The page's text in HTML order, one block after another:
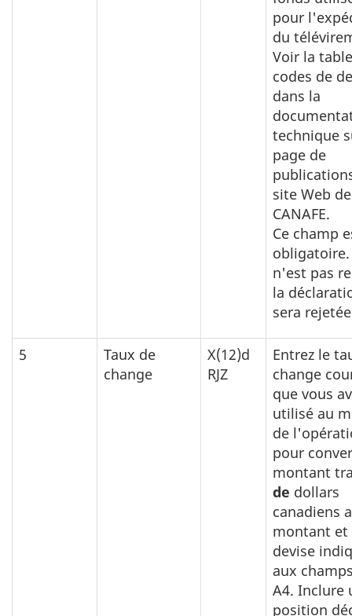
pour
du
Voir la
codes de
dans la
technique
page de
site Web de
CANAFE.
Ce champ
n'est pas
la
sera
5
Taux de
change
X(12)d
RJZ
Entrez le
change
que vous
utilisé au
de
pour
montant
de dollars
canadiens
montant et
devise
aux
A4. Inclure
position